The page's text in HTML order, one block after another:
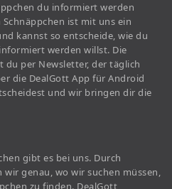
du informiert werden
ist mit uns ein
kannst so entscheide, wie du
werden willst. Die
du per Newsletter, der täglich
die DealGott App für Android
und wir bringen dir die
gibt es bei uns. Durch
wir genau, wo wir suchen müssen,
zu finden. DealGott